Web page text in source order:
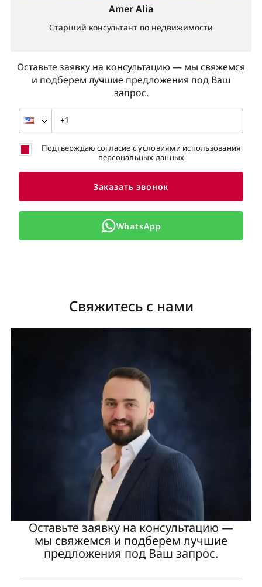
Оставьте заявку на консультацию — мы свяжемся
и подберем лучшие предложения под Ваш
запрос.
Amer Alia
Старший консультант по недвижимости
Подтверждаю согласие с условиями использования
персональных данных
Заказать звонок
WhatsApp
Свяжитесь с нами
Оставьте заявку на консультацию —
мы свяжемся и подберем лучшие
предложения под Ваш запрос.